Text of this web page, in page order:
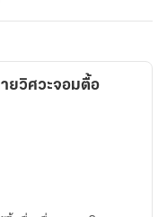
ยวิศวะจอมตื้อ